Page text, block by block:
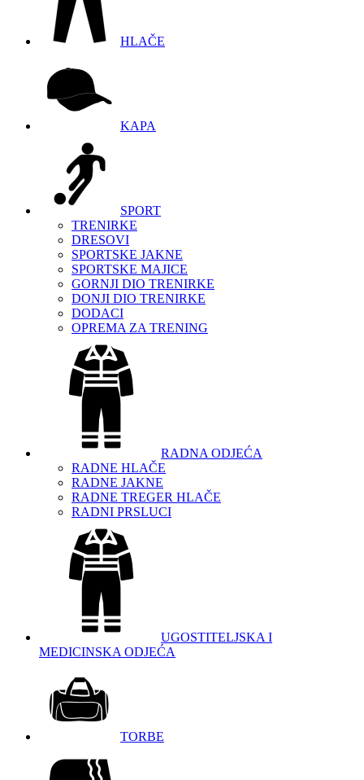
HLAČE
KAPA
SPORT
TRENIRKE
DRESOVI
SPORTSKE JAKNE
SPORTSKE MAJICE
GORNJI DIO TRENIRKE
DONJI DIO TRENIRKE
DODACI
OPREMA ZA TRENING
RADNA ODJEĆA
RADNE HLAČE
RADNE JAKNE
RADNE TREGER HLAČE
RADNI PRSLUCI
UGOSTITELJSKA I
MEDICINSKA ODJEĆA
TORBE